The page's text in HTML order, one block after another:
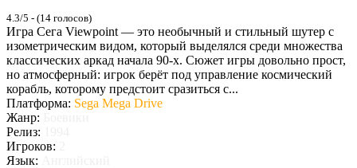
4.3/5 - (14 голосов)
Игра Сега Viewpoint — это необычный и стильный шутер с
изометрическим видом, который выделялся среди множества
классических аркад начала 90-х. Сюжет игры довольно прост,
но атмосферный: игрок берёт под управление космический
корабль, которому предстоит сразиться с...
Платформа: Sega Mega Drive
Жанр:
Релиз:
Игроков:
Язык: